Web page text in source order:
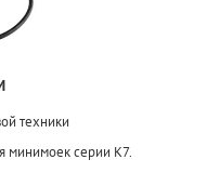
техники
минимоек серии K7.